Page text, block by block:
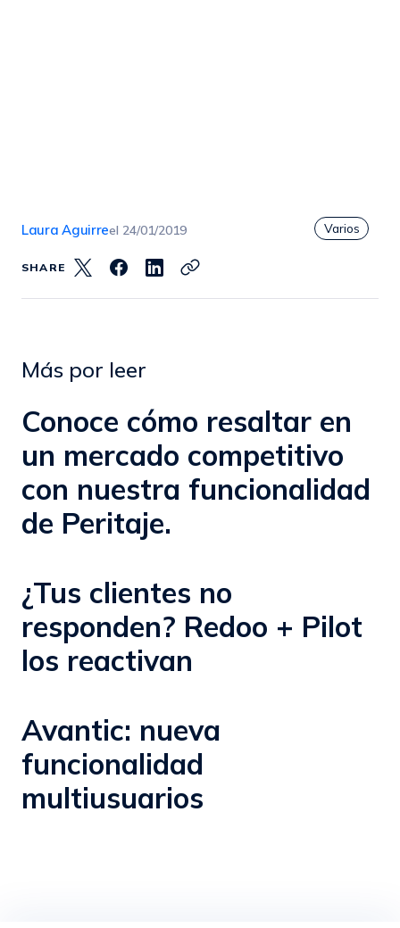
Laura Aguirreel 24/01/2019 Varios
SHARE
Más por leer
Conoce cómo resaltar en
un mercado competitivo
con nuestra funcionalidad
de Peritaje.
¿Tus clientes no
responden? Redoo + Pilot
los reactivan
Avantic: nueva
funcionalidad
multiusuarios